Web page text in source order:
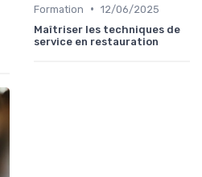
Formation • 12/06/2025
Maîtriser les techniques de
service en restauration